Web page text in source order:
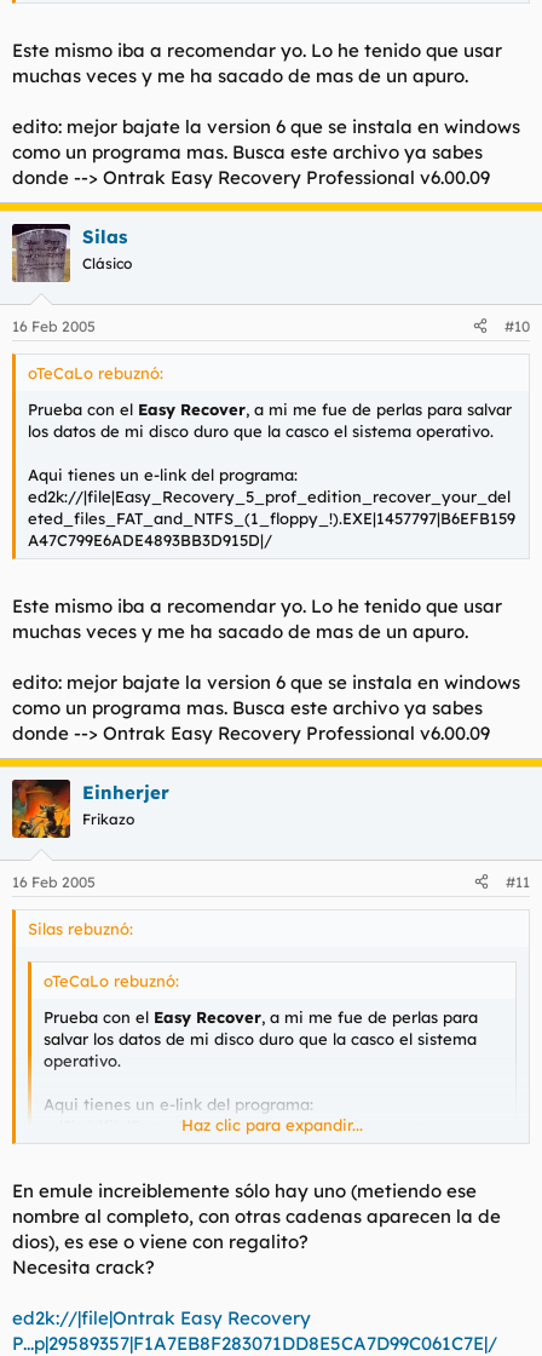
Este mismo iba a recomendar yo. Lo he tenido que usar
muchas veces y me ha sacado de mas de un apuro.
edito: mejor bajate la version 6 que se instala en windows
como un programa mas. Busca este archivo ya sabes
donde --> Ontrak Easy Recovery Professional v6.00.09
Silas
Clásico
16 Feb 2005 #10
oTeCaLo rebuznó:
Prueba con el Easy Recover, a mi me fue de perlas para salvar
los datos de mi disco duro que la casco el sistema operativo.
Aqui tienes un e-link del programa:
ed2k://|file|Easy_Recovery_5_prof_edition_recover_your_del
eted_files_FAT_and_NTFS_(1_floppy_!).EXE|1457797|B6EFB159
A47C799E6ADE4893BB3D915D|/
Este mismo iba a recomendar yo. Lo he tenido que usar
muchas veces y me ha sacado de mas de un apuro.
edito: mejor bajate la version 6 que se instala en windows
como un programa mas. Busca este archivo ya sabes
donde --> Ontrak Easy Recovery Professional v6.00.09
Einherjer
Frikazo
16 Feb 2005 #11
Silas rebuznó:
oTeCaLo rebuznó:
Prueba con el Easy Recover, a mi me fue de perlas para
salvar los datos de mi disco duro que la casco el sistema
operativo.
Aqui tienes un e-link del programa:
ed2k://|file|Easy_Recovery_5_prof_edition_recover_your_
deleted_files_FAT_and_NTFS_(1_floppy_!).EXE|1457797|B6
Este mismo iba a recomendar yo. Lo he tenido que usar
muchas veces y me ha sacado de mas de un apuro.
como un programa mas. Busca este archivo ya sabes donde -->
Ontrak Easy Recovery Professional v6.00.09
Haz clic para expandir...
En emule increiblemente sólo hay uno (metiendo ese
nombre al completo, con otras cadenas aparecen la de
dios), es ese o viene con regalito?
Necesita crack?
ed2k://|file|Ontrak Easy Recovery
P...p|29589357|F1A7EB8F283071DD8E5CA7D99C061C7E|/